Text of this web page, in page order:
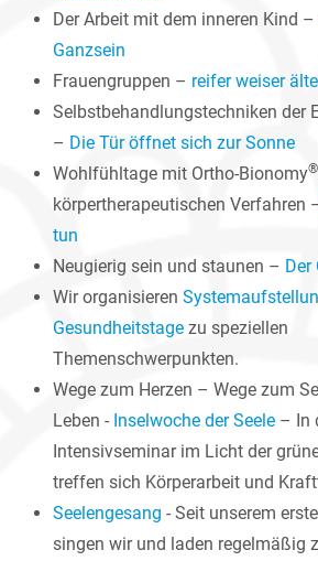
Der Arbeit mit dem inneren Kind –
Ganzsein
Frauengruppen – reifer weiser
Selbstbehandlungstechniken der
– Die Tür öffnet sich zur Sonne
Wohlfühltage mit Ortho-Bionomy®
körpertherapeutischen Verfahren
tun
Neugierig sein und staunen – Der
Wir organisieren
Gesundheitstage zu speziellen
Themenschwerpunkten.
Wege zum Herzen – Wege zum
Leben - Inselwoche der Seele – In
Intensivseminar im Licht der
treffen sich Körperarbeit und
Seelengesang - Seit unserem
singen wir und laden regelmäßig